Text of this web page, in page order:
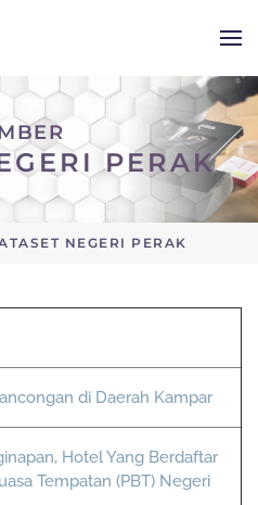
PERAK
NEGERI PERAK
di Daerah Kampar
Hotel Yang Berdaftar
Tempatan (PBT) Negeri